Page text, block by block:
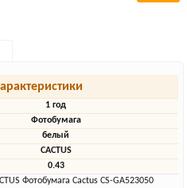
1 год
Фотобумага
белый
CACTUS
0.43
Фотобумага Cactus CS-GA523050